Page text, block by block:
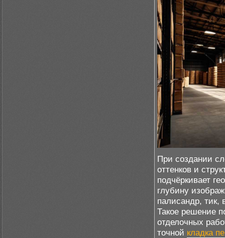
При создании
оттенков и
подчёркивает
глубину
палисандр, тик,
Такое решение
отделочных
точной кладка